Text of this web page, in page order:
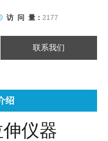
访 问 量： 2177
联系我们
绍
仪器